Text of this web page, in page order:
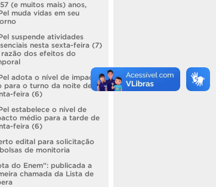
(e muitos mais) anos,
muda vidas em seu
suspende atividades
nesta sexta-feira (7)
razão dos efeitos do
adota o nível de impacto
para o turno da noite de
feira (6)
estabelece o nível de
médio para a tarde de
feira (6)
edital para solicitação
de monitoria
do Enem”: publicada a
chamada da Lista de